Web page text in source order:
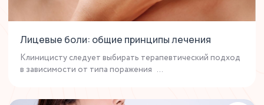
Лицевые боли: общие принципы лечения
Клиницисту следует выбирать терапевтический подход
в зависимости от типа поражения ...